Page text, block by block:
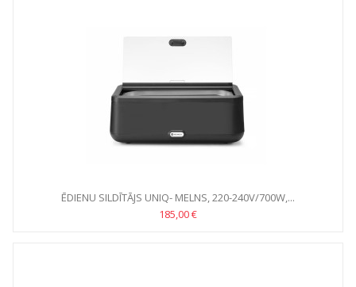
ĒDIENU SILDĪTĀJS UNIQ- MELNS, 220-240V/700W,...
185,00 €